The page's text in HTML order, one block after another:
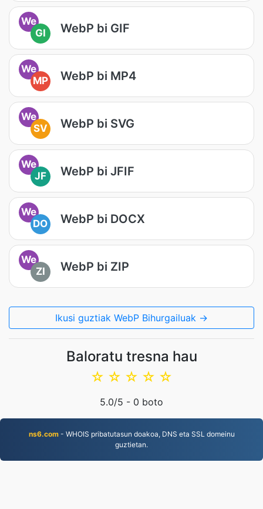
We
GI
WebP bi GIF
We
MP
WebP bi MP4
We
SV
WebP bi SVG
We
JF
WebP bi JFIF
We
DO
WebP bi DOCX
We
ZI
WebP bi ZIP
Ikusi guztiak WebP Bihurgailuak →
Baloratu tresna hau
☆
☆
☆
☆
☆
5.0/5 - 0 boto
ns6.com- WHOIS pribatutasun doakoa, DNS eta SSL domeinu
guztietan.